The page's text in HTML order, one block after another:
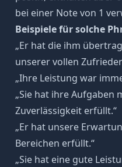
bei einer Note von 1
Beispiele für solche
„Er hat die ihm
unserer vollen
„Ihre Leistung war
„Sie hat ihre Aufgaben
Zuverlässigkeit erfüllt.“
„Er hat unsere
Bereichen erfüllt.“
„Sie hat eine gute